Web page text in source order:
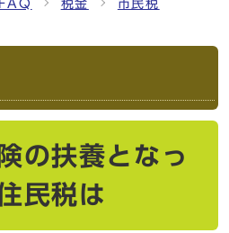
FAQ 税金 市民税
の扶養となっ
民税は